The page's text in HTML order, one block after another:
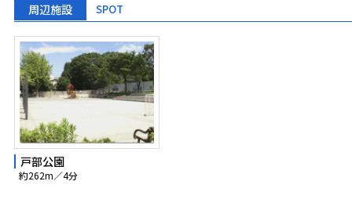
周辺施設 SPOT
戸部公園
約262m／4分